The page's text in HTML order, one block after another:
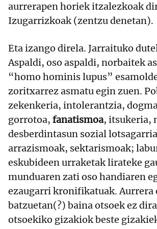
aurrerapen horiek itzalezkoak
Izugarrizkoak (zentzu denetan).
Eta izango direla. Jarraituko
Aspaldi, oso aspaldi, norbaitek
“homo hominis lupus”
zoritxarrez asmatu egin zuen.
zekenkeria, intolerantzia,
gorrotoa, fanatismoa, itsukeria,
desberdintasun sozial
arrazismoak, sektarismoak;
eskubideen urraketak lirateke
munduaren zati oso handiaren
ezaugarri kronifikatuak. Aurrera
batzuetan(?) baina otsoek ez
otsoekiko gizakiok beste